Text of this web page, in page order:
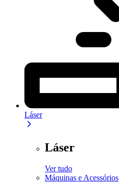
Láser
Láser
Ver tudo
Máquinas e Acessórios